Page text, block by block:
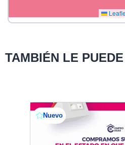
TAMBIÉN LE
Nuevo